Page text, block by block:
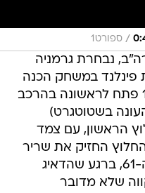
/ ספורט1
נבחרת גרמניה
הערב (ראשון) 0:4 את פינלנד במשחק הכנה
במיינץ. לנארט קארל בן ה-18 פתח לראשונה בהרכב
ליגה העונה בשטוטגרט)
הראשון, עם צמד
אלא שהחלוץ החזיק את שריר
הירך האחורי והוחלף בדקה ה-61, ברגע שהדאיג
שלא מדובר